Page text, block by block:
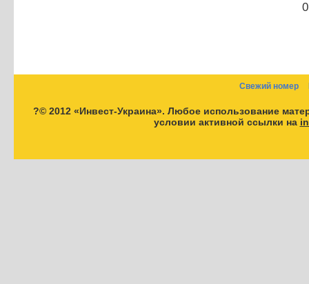
Свежий номер
?© 2012 «Инвест-Украина». Любое использование
условии активной ссылки на